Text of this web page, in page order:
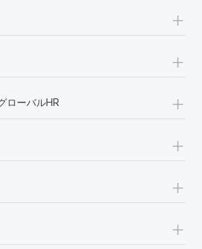
+
+
ローバルHR +
+
+
+